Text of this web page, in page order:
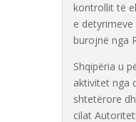
kontrollit të
e
burojnë nga
Shqipëria u
aktivitet nga
shtetërore
cilat